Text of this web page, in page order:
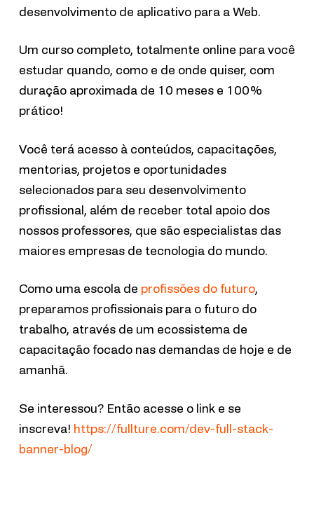
desenvolvimento de aplicativo para a Web.
Um curso completo, totalmente online para você
estudar quando, como e de onde quiser, com
duração aproximada de 10 meses e 100%
prático!
Você terá acesso à conteúdos, capacitações,
mentorias, projetos e oportunidades
selecionados para seu desenvolvimento
profissional, além de receber total apoio dos
nossos professores, que são especialistas das
maiores empresas de tecnologia do mundo.
Como uma escola de profissões do futuro,
preparamos profissionais para o futuro do
trabalho, através de um ecossistema de
capacitação focado nas demandas de hoje e de
amanhã.
Se interessou? Então acesse o link e se
inscreva! https://fullture.com/dev-full-stack-
banner-blog/